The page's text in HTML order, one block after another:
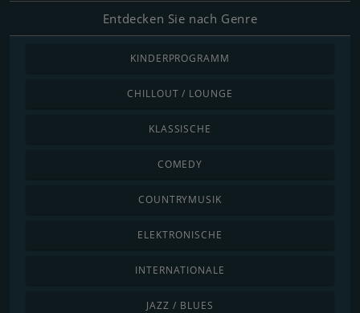
Entdecken Sie nach Genre
KINDERPROGRAMM
CHILLOUT / LOUNGE
KLASSISCHE
COMEDY
COUNTRYMUSIK
ELEKTRONISCHE
INTERNATIONALE
JAZZ / BLUES